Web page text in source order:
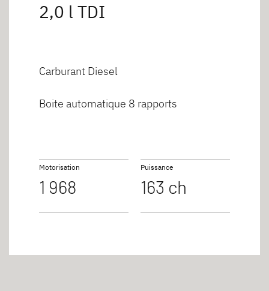
2,0 l TDI
Carburant Diesel
Boite automatique 8 rapports
Motorisation
1 968
Puissance
163 ch